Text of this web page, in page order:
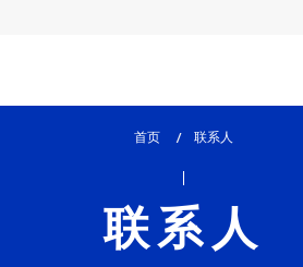
首页
lem_current_page
联系人
联系人